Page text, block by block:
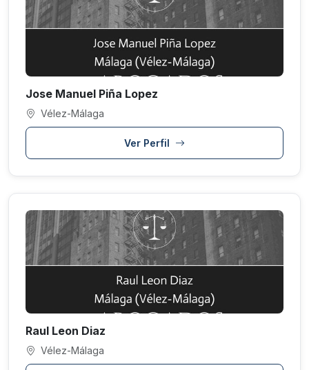
Jose Manuel Piña Lopez
Vélez-Málaga
Ver Perfil
Raul Leon Diaz
Vélez-Málaga